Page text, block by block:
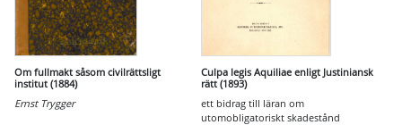
Om fullmakt såsom civilrättsligt
institut (1884)
Ernst Trygger
Culpa legis Aquiliae enligt Justiniansk
rätt (1893)
ett bidrag till läran om
utomobligatoriskt skadestånd